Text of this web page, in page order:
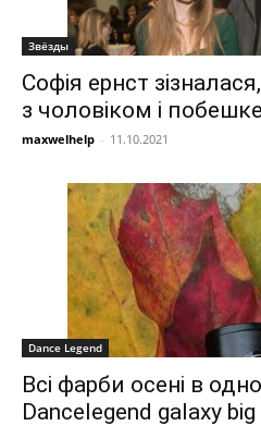
Звёзды
Софія ернст
з чоловіком і
maxwelhelp - 11.10.2021
Dance Legend
Всі фарби осені в
Dancelegend galaxy